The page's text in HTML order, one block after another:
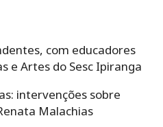
com educadores
e Artes do Sesc Ipiranga
intervenções sobre
Malachias